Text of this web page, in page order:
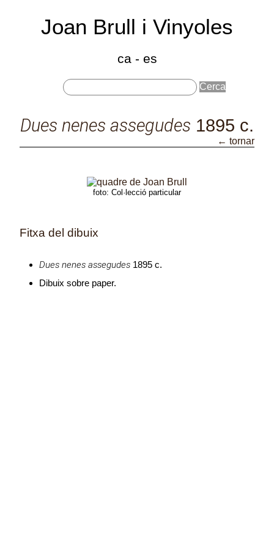
Joan Brull i Vinyoles
ca- es
Catàleg d'obres HD
Dues nenes assegudes 1895 c.
← tornar
Dues nenes assegudes
foto: Col·lecció particular
Fitxa del dibuix
Dues nenes assegudes 1895 c.
Dibuix sobre paper.